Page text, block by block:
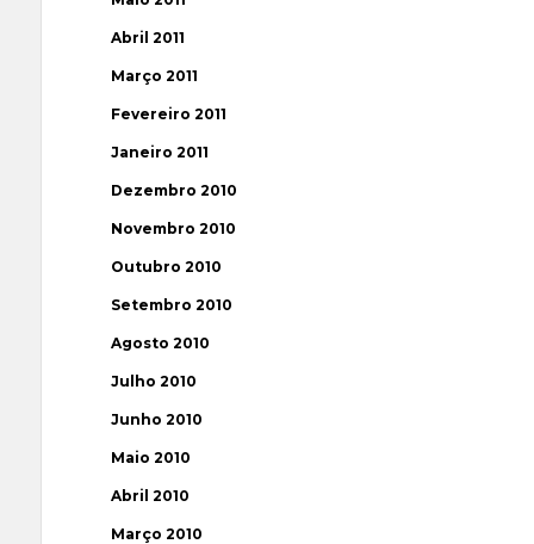
Abril 2011
Março 2011
Fevereiro 2011
Janeiro 2011
Dezembro 2010
Novembro 2010
Outubro 2010
Setembro 2010
Agosto 2010
Julho 2010
Junho 2010
Maio 2010
Abril 2010
Março 2010